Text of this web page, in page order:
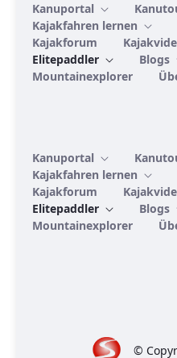
Kanuportal
Kajakfahren lernen
Kajakforum
Elitepaddler
Blogs
Mountainexplorer
Kanuportal
Kajakfahren lernen
Kajakforum
Elitepaddler
Blogs
Mountainexplorer
©